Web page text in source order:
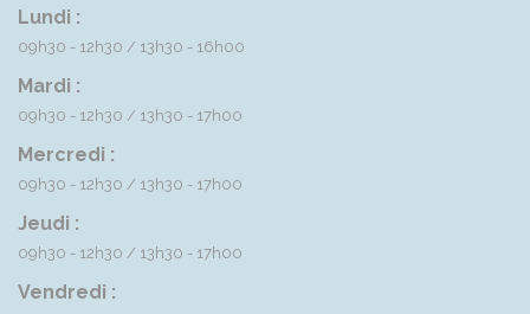
Lundi :
09h30 - 12h30 13h30 - 16h00
Mardi :
09h30 - 12h30 13h30 - 17h00
Mercredi :
09h30 - 12h30 13h30 - 17h00
Jeudi :
09h30 - 12h30 13h30 - 17h00
Vendredi :